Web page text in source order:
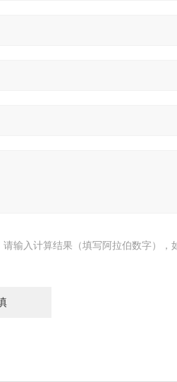
请输入计算结果（填写阿拉伯数字），